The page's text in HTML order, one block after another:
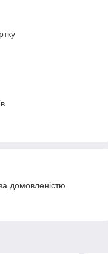
домовленістю